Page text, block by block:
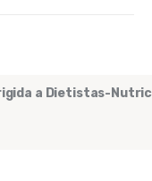
a Dietistas-